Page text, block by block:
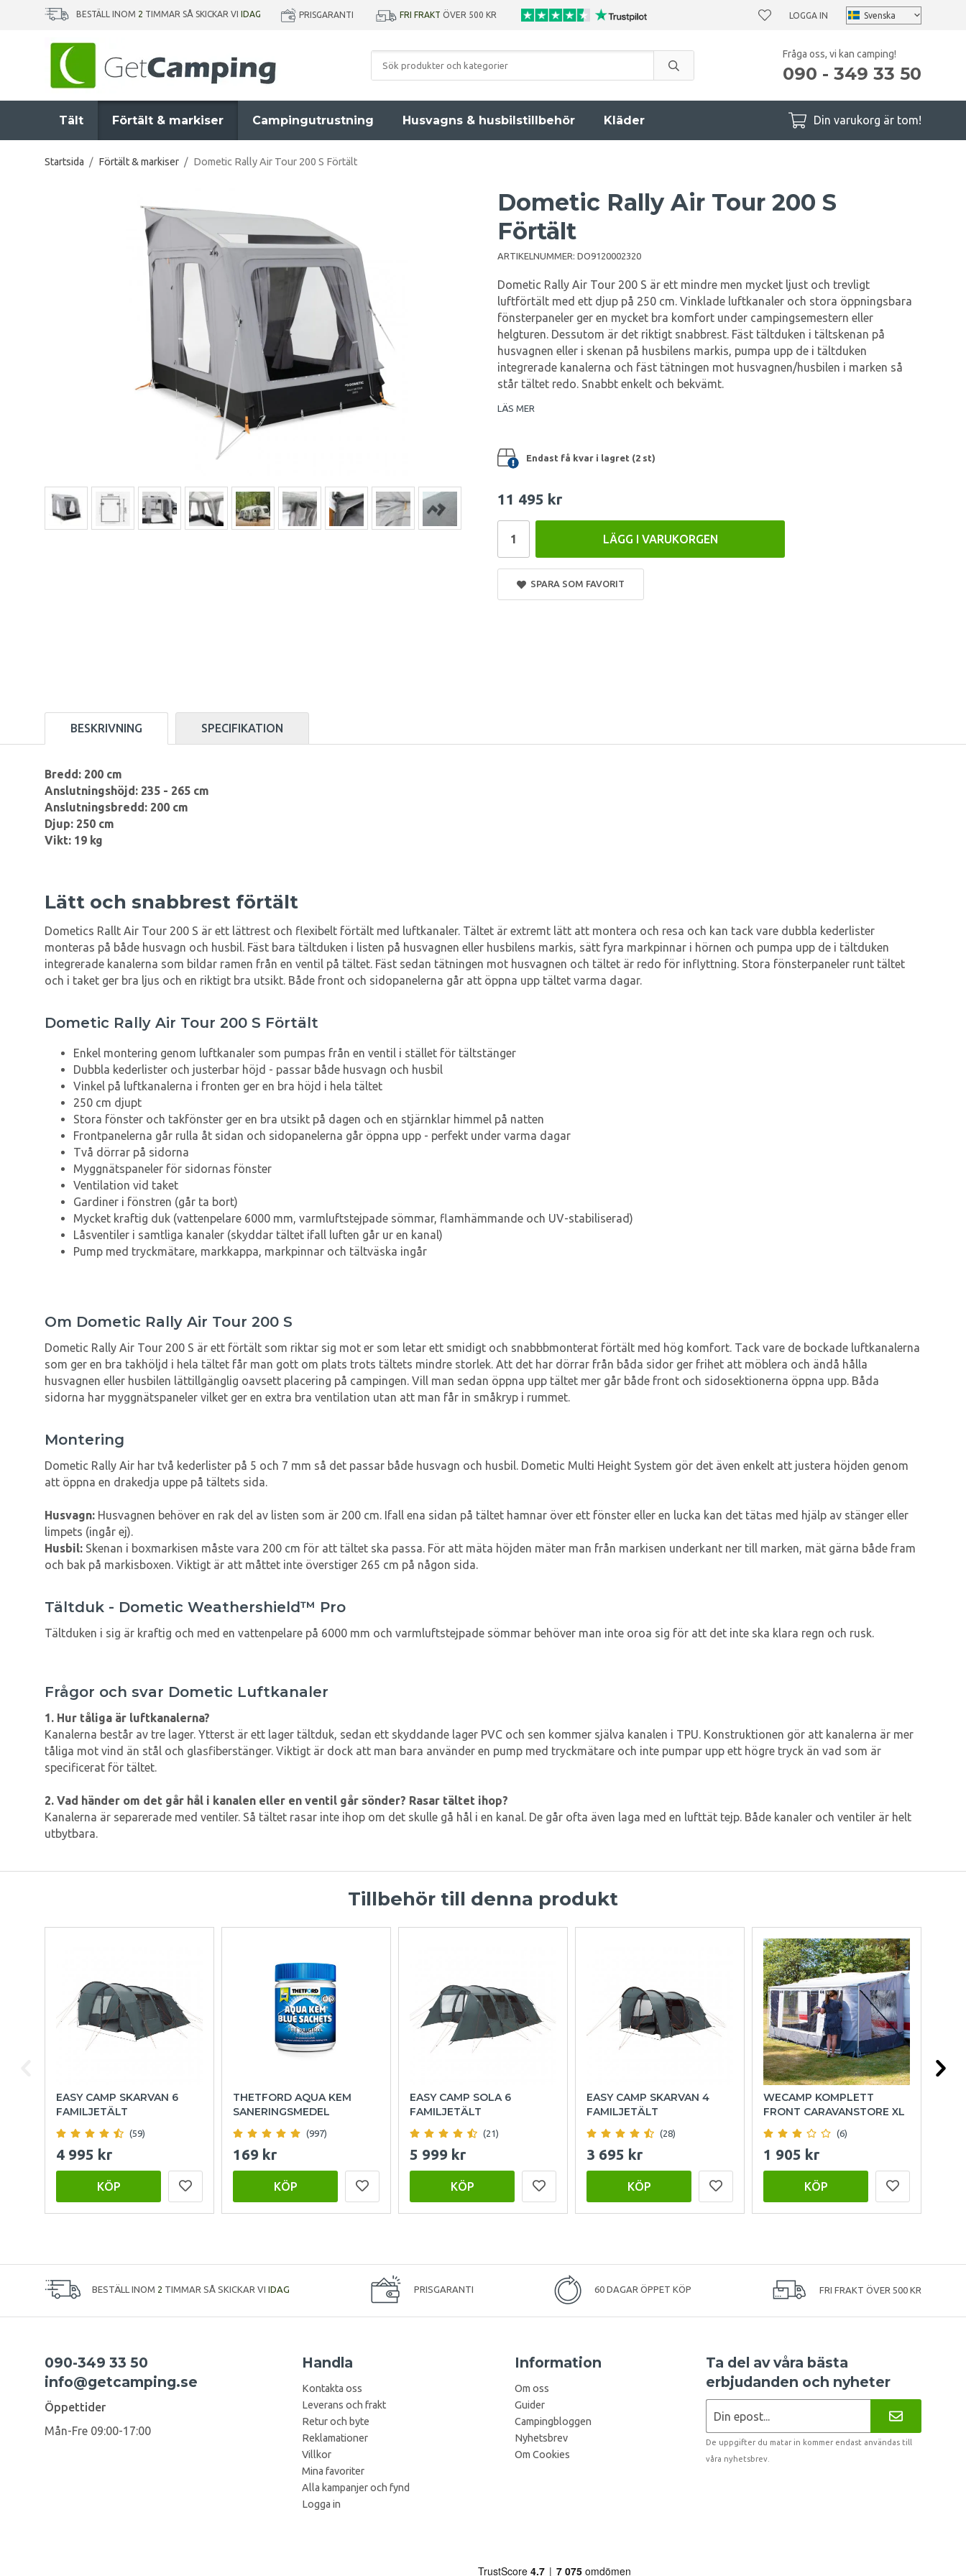
BESTÄLL INOM 2 TIMMAR SÅ SKICKAR VI IDAG PRISGARANTI FRI FRAKT ÖVER 500 KR LOGGA IN
Fråga oss, vi kan camping!
090 - 349 33 50
Tält Förtält & markiser Campingutrustning Husvagns & husbilstillbehör Kläder Din varukorg är tom!
Startsida / Förtält & markiser / Dometic Rally Air Tour 200 S Förtält
Dometic Rally Air Tour 200 S
Förtält
ARTIKELNUMMER: DO9120002320
Dometic Rally Air Tour 200 S är ett mindre men mycket ljust och trevligt
luftförtält med ett djup på 250 cm. Vinklade luftkanaler och stora öppningsbara
fönsterpaneler ger en mycket bra komfort under campingsemestern eller
helgturen. Dessutom är det riktigt snabbrest. Fäst tältduken i tältskenan på
husvagnen eller i skenan på husbilens markis, pumpa upp de i tältduken
integrerade kanalerna och fäst tätningen mot husvagnen/husbilen i marken så
står tältet redo. Snabbt enkelt och bekvämt.
LÄS MER
Endast få kvar i lagret (2 st)
11 495 kr
LÄGG I VARUKORGEN
SPARA SOM FAVORIT
BESKRIVNING SPECIFIKATION
Bredd: 200 cm
Anslutningshöjd: 235 - 265 cm
Anslutningsbredd: 200 cm
Djup: 250 cm
Vikt: 19 kg
Lätt och snabbrest förtält
Dometics Rallt Air Tour 200 S är ett lättrest och flexibelt förtält med luftkanaler. Tältet är extremt lätt att montera och resa och kan tack vare dubbla kederlister
monteras på både husvagn och husbil. Fäst bara tältduken i listen på husvagnen eller husbilens markis, sätt fyra markpinnar i hörnen och pumpa upp de i tältduken
integrerade kanalerna som bildar ramen från en ventil på tältet. Fäst sedan tätningen mot husvagnen och tältet är redo för inflyttning. Stora fönsterpaneler runt tältet
och i taket ger bra ljus och en riktigt bra utsikt. Både front och sidopanelerna går att öppna upp tältet varma dagar.
Dometic Rally Air Tour 200 S Förtält
Enkel montering genom luftkanaler som pumpas från en ventil i stället för tältstänger
Dubbla kederlister och justerbar höjd - passar både husvagn och husbil
Vinkel på luftkanalerna i fronten ger en bra höjd i hela tältet
250 cm djupt
Stora fönster och takfönster ger en bra utsikt på dagen och en stjärnklar himmel på natten
Frontpanelerna går rulla åt sidan och sidopanelerna går öppna upp - perfekt under varma dagar
Två dörrar på sidorna
Myggnätspaneler för sidornas fönster
Ventilation vid taket
Gardiner i fönstren (går ta bort)
Mycket kraftig duk (vattenpelare 6000 mm, varmluftstejpade sömmar, flamhämmande och UV-stabiliserad)
Låsventiler i samtliga kanaler (skyddar tältet ifall luften går ur en kanal)
Pump med tryckmätare, markkappa, markpinnar och tältväska ingår
Om Dometic Rally Air Tour 200 S
Dometic Rally Air Tour 200 S är ett förtält som riktar sig mot er som letar ett smidigt och snabbbmonterat förtält med hög komfort. Tack vare de bockade luftkanalerna
som ger en bra takhöljd i hela tältet får man gott om plats trots tältets mindre storlek. Att det har dörrar från båda sidor ger frihet att möblera och ändå hålla
husvagnen eller husbilen lättillgänglig oavsett placering på campingen. Vill man sedan öppna upp tältet mer går både front och sidosektionerna öppna upp. Båda
sidorna har myggnätspaneler vilket ger en extra bra ventilation utan att man får in småkryp i rummet.
Montering
Dometic Rally Air har två kederlister på 5 och 7 mm så det passar både husvagn och husbil. Dometic Multi Height System gör det även enkelt att justera höjden genom
att öppna en drakedja uppe på tältets sida.
Husvagn: Husvagnen behöver en rak del av listen som är 200 cm. Ifall ena sidan på tältet hamnar över ett fönster eller en lucka kan det tätas med hjälp av stänger eller
limpets (ingår ej).
Husbil: Skenan i boxmarkisen måste vara 200 cm för att tältet ska passa. För att mäta höjden mäter man från markisen underkant ner till marken, mät gärna både fram
och bak på markisboxen. Viktigt är att måttet inte överstiger 265 cm på någon sida.
Tältduk - Dometic Weathershield™ Pro
Tältduken i sig är kraftig och med en vattenpelare på 6000 mm och varmluftstejpade sömmar behöver man inte oroa sig för att det inte ska klara regn och rusk.
Frågor och svar Dometic Luftkanaler
1. Hur tåliga är luftkanalerna?
Kanalerna består av tre lager. Ytterst är ett lager tältduk, sedan ett skyddande lager PVC och sen kommer själva kanalen i TPU. Konstruktionen gör att kanalerna är mer
tåliga mot vind än stål och glasfiberstänger. Viktigt är dock att man bara använder en pump med tryckmätare och inte pumpar upp ett högre tryck än vad som är
specificerat för tältet.
2. Vad händer om det går hål i kanalen eller en ventil går sönder? Rasar tältet ihop?
Kanalerna är separerade med ventiler. Så tältet rasar inte ihop om det skulle gå hål i en kanal. De går ofta även laga med en lufttät tejp. Både kanaler och ventiler är helt
utbytbara.
Tillbehör till denna produkt
EASY CAMP SKARVAN 6
FAMILJETÄLT
(59)
4 995 kr
KÖP
THETFORD AQUA KEM
SANERINGSMEDEL
(997)
169 kr
KÖP
EASY CAMP SOLA 6
FAMILJETÄLT
(21)
5 999 kr
KÖP
EASY CAMP SKARVAN 4
FAMILJETÄLT
(28)
3 695 kr
KÖP
WECAMP KOMPLETT
FRONT CARAVANSTORE XL
(6)
1 905 kr
KÖP
BESTÄLL INOM 2 TIMMAR SÅ SKICKAR VI IDAG PRISGARANTI 60 DAGAR ÖPPET KÖP FRI FRAKT ÖVER 500 KR
090-349 33 50
info@getcamping.se
Öppettider
Mån-Fre 09:00-17:00
Handla
Kontakta oss
Leverans och frakt
Retur och byte
Reklamationer
Villkor
Mina favoriter
Alla kampanjer och fynd
Logga in
Information
Om oss
Guider
Campingbloggen
Nyhetsbrev
Om Cookies
Ta del av våra bästa
erbjudanden och nyheter
De uppgifter du matar in kommer endast användas till
våra nyhetsbrev.